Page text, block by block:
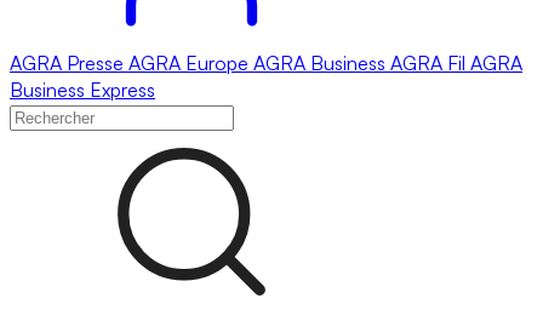
AGRA Presse AGRA Europe AGRA Business AGRA Fil AGRA
Business Express